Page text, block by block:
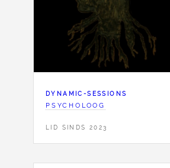
DYNAMIC-SESSIONS
PSYCHOLOOG
LID SINDS 2023